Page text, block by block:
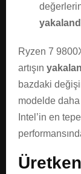
Ryzen 7
artışın
bazdaki
modelde
Intel’in en